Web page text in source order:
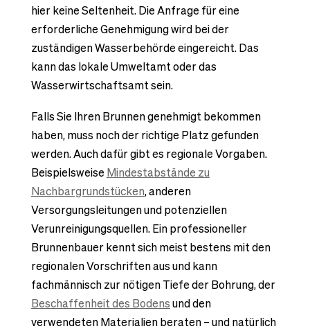
hier keine Seltenheit. Die Anfrage für eine
erforderliche Genehmigung wird bei der
zuständigen Wasserbehörde eingereicht. Das
kann das lokale Umweltamt oder das
Wasserwirtschaftsamt sein.
Falls Sie Ihren Brunnen genehmigt bekommen
haben, muss noch der richtige Platz gefunden
werden. Auch dafür gibt es regionale Vorgaben.
Beispielsweise Mindestabstände zu
Nachbargrundstücken, anderen
Versorgungsleitungen und potenziellen
Verunreinigungsquellen. Ein professioneller
Brunnenbauer kennt sich meist bestens mit den
regionalen Vorschriften aus und kann
fachmännisch zur nötigen Tiefe der Bohrung, der
Beschaffenheit des Bodensund den
verwendeten Materialien beraten – und natürlich